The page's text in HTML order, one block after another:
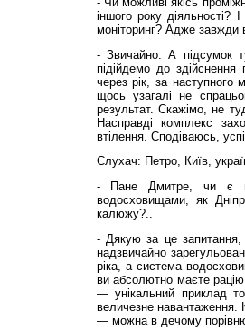
іншого року діяльності?
моніторинг? Адже завжди
- Звичайно. А підсумок
підійдемо до
через рік, за наступного
щось узагалі не
результат. Скажімо, не
Насправді комплекс
втілення. Сподіваюсь,
Слухач: Петро, Київ,
- Пане Дмитре, чи є ще
водосховищами, як
калюжу?..
- Дякую за це запитання,
надзвичайно
ріка, а система
ви абсолютно маєте
— унікальний приклад
величезне
— можна в дечому